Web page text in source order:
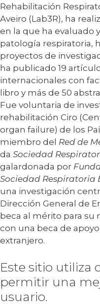
Rehabilitación
Aveiro (Lab3R), ha
en la que ha evaluado
patología respiratoria,
proyectos de
ha publicado 19
internacionales con
libro y más de 50
Fue voluntaria de
rehabilitación Ciro
organ failure) de los
miembro del Red de
da Sociedad
galardonada por
Sociedad Respiratoria
una investigación
Dirección General de
beca al mérito para su
con una beca de
extranjero.
Este sitio utiliza
permitir una
usuario.